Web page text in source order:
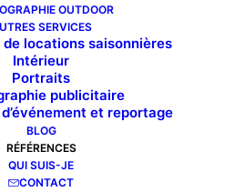
OUTDOOR
SERVICES
locations saisonnières
Intérieur
Portraits
publicitaire
et reportage
BLOG
RÉFÉRENCES
QUI SUIS-JE
CONTACT